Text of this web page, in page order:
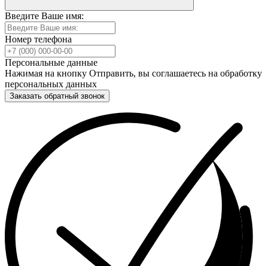
Введите Ваше имя:
Номер телефона
Персональные данные
Нажимая на кнопку Отправить, вы соглашаетесь на обработку
персональных данных
Заказать обратный звонок